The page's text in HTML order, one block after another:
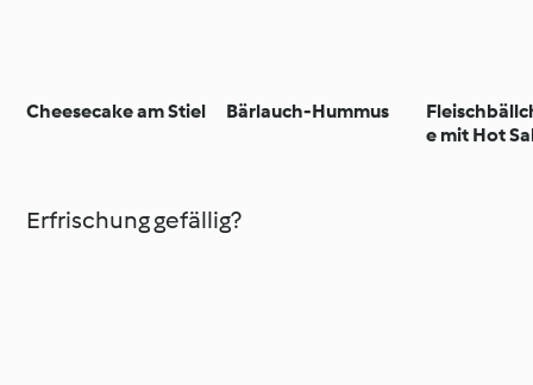
Cheesecake am Stiel Bärlauch-Hummus
e mit Hot
Erfrischung gefällig?